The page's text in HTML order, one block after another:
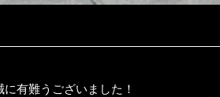
有難うございました！